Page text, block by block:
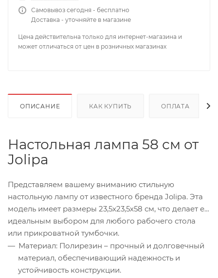
Самовывоз сегодня - бесплатно
Доставка - уточняйте в магазине
Цена действительна только для интернет-магазина и
может отличаться от цен в розничных магазинах
ОПИСАНИЕ КАК КУПИТЬ ОПЛАТА
Настольная лампа 58 см от
Jolipa
Представляем вашему вниманию стильную
настольную лампу от известного бренда Jolipa. Эта
модель имеет размеры 23,5х23,5х58 см, что делает ее
идеальным выбором для любого рабочего стола
или прикроватной тумбочки.
Материал: Полирезин – прочный и долговечный
материал, обеспечивающий надежность и
устойчивость конструкции.